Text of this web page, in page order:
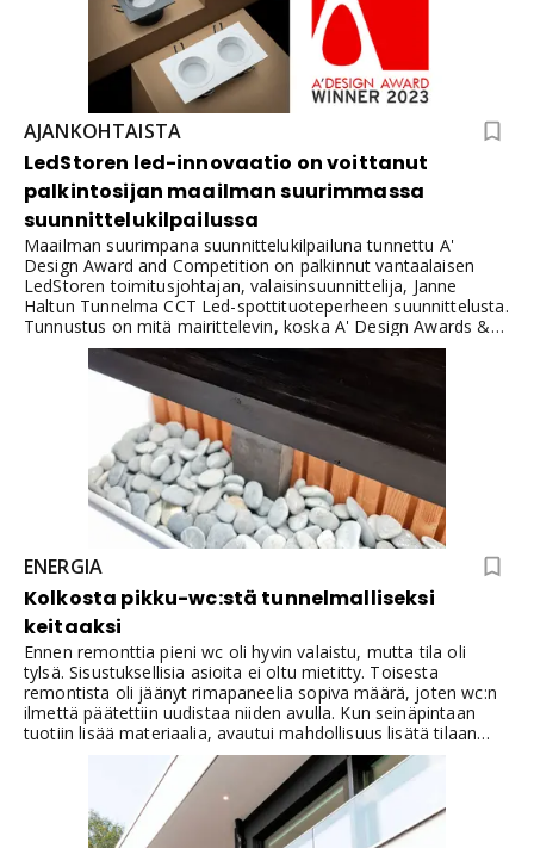
AJANKOHTAISTA
LedStoren led-innovaatio on voittanut
palkintosijan maailman suurimmassa
suunnittelukilpailussa
Maailman suurimpana suunnittelukilpailuna tunnettu A'
Design Award and Competition on palkinnut vantaalaisen
LedStoren toimitusjohtajan, valaisinsuunnittelija, Janne
Haltun Tunnelma CCT Led-spottituoteperheen suunnittelusta.
Tunnustus on mitä mairittelevin, koska A' Design Awards &
Competitionin arvostettu palkintolautakunta palkitsi led-
innovaation kuuluisalla A' Design Award palkinnolla
valaisintuotteiden ja valaisimien suunnittelu -kategoriassa.
ENERGIA
Kolkosta pikku-wc:stä tunnelmalliseksi
keitaaksi
Ennen remonttia pieni wc oli hyvin valaistu, mutta tila oli
tylsä. Sisustuksellisia asioita ei oltu mietitty. Toisesta
remontista oli jäänyt rimapaneelia sopiva määrä, joten wc:n
ilmettä päätettiin uudistaa niiden avulla. Kun seinäpintaan
tuotiin lisää materiaalia, avautui mahdollisuus lisätä tilaan
epäsuoraa valaistusta vajaaksi jätetyn paneelin reunoilta.Lue
miten pienestä ja kolkosta wc-tilasta saatiin kaikkia
miellyttävä kokonaisuus. Suunnittelu, toteutus sekä kaikki led-
nauhat, muuntajat, ohjaimet sekä valopeili ovat LedStoren
omaa osaamista ja valikoimaa.